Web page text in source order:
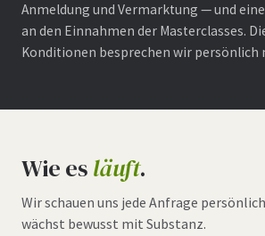
Anmeldung und Vermarktung — und eine
an den Einnahmen der Masterclasses.
Konditionen besprechen wir persönlich
Wie esläuft.
Wir schauen uns jede Anfrage
wächst bewusst mit Substanz.